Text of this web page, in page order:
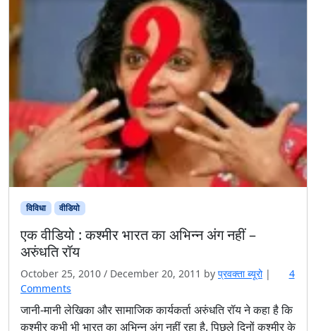
विविधा वीडियो
एक वीडियो : कश्मीर भारत का अभिन्न अंग नहीं –
अरुंधति रॉय
October 25, 2010 / December 20, 2011 by प्रवक्‍ता ब्यूरो |
4
Comments
n
ए
जानी-मानी लेखिका और सामाजिक कार्यकर्ता अरुंधति रॉय ने कहा है कि
कश्मीर कभी भी भारत का अभिन्न अंग नहीं रहा है. पिछले दिनों कश्मीर के